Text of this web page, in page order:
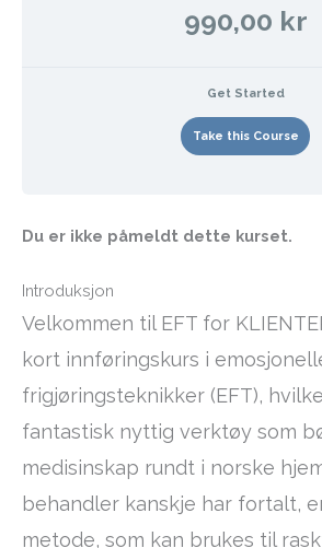
990,00 kr
Get Started
Take this Course
Du er ikke påmeldt dette kurset.
Introduksjon
Velkommen til EFT for
kort innføringskurs i
frigjøringsteknikker (EFT),
fantastisk nyttig verktøy som
medisinskap rundt i norske
behandler kanskje har fortalt,
metode, som kan brukes til